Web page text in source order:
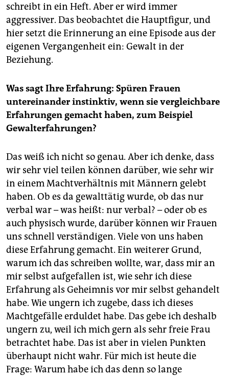
schreibt in ein Heft. Aber er wird immer
aggressiver. Das beobachtet die Hauptfigur, und
hier setzt die Erinnerung an eine Episode aus der
eigenen Vergangenheit ein: Gewalt in der
Beziehung.
Was sagt Ihre Erfahrung: Spüren Frauen
untereinander instinktiv, wenn sie vergleichbare
Erfahrungen gemacht haben, zum Beispiel
Gewalterfahrungen?
Das weiß ich nicht so genau. Aber ich denke, dass
wir sehr viel teilen können darüber, wie sehr wir
in einem Machtverhältnis mit Männern gelebt
haben. Ob es da gewalttätig wurde, ob das nur
verbal war – was heißt: nur verbal? – oder ob es
auch physisch wurde, darüber können wir Frauen
uns schnell verständigen. Viele von uns haben
diese Erfahrung gemacht. Ein weiterer Grund,
warum ich das schreiben wollte, war, dass mir an
mir selbst aufgefallen ist, wie sehr ich diese
Erfahrung als Geheimnis vor mir selbst gehandelt
habe. Wie ungern ich zugebe, dass ich dieses
Machtgefälle erduldet habe. Das gebe ich deshalb
ungern zu, weil ich mich gern als sehr freie Frau
betrachtet habe. Das ist aber in vielen Punkten
überhaupt nicht wahr. Für mich ist heute die
Frage: Warum habe ich das denn so lange